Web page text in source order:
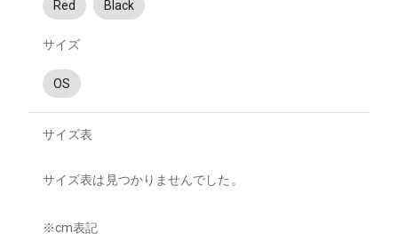
Red Black
サイズ
OS
サイズ表
サイズ表は見つかりませんでした。
※cm表記